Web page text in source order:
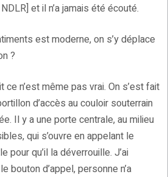
et il n’a jamais été écouté.
est moderne, on s’y déplace
?
ce n’est même pas vrai. On s’est fait
d’accès au couloir souterrain
Il y a une porte centrale, au milieu
qui s’ouvre en appelant le
pour qu’il la déverrouille. J’ai
bouton d’appel, personne n’a